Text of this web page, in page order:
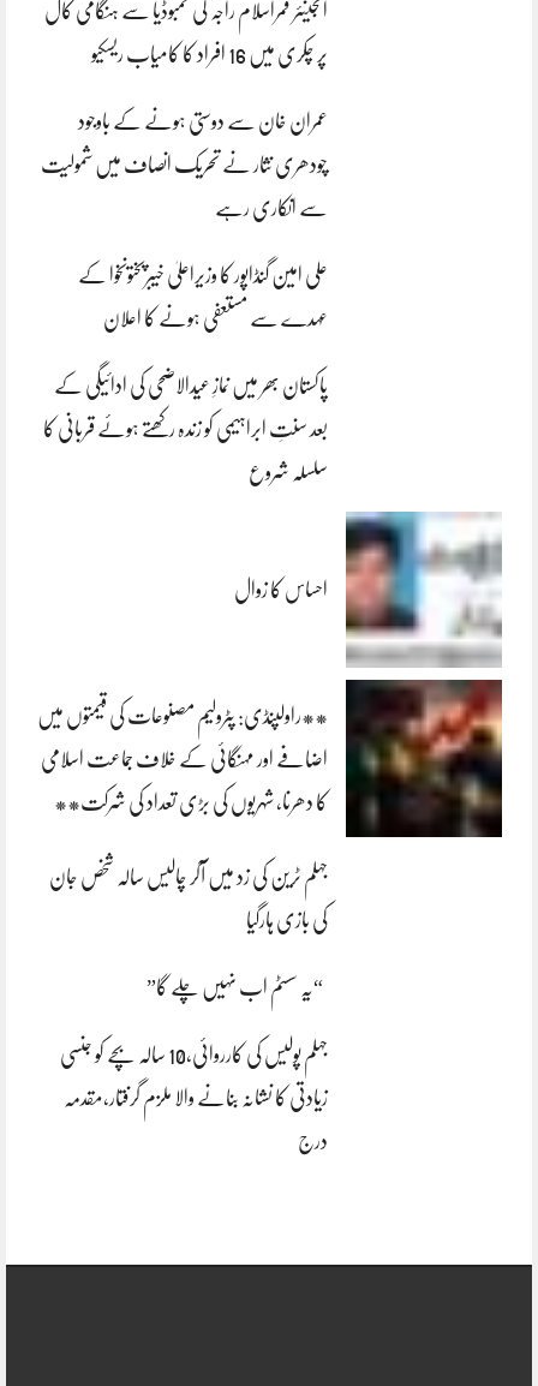
انجینئر قمراسلام راجہ کی کمبوڈیا سے ہنگامی کال
پر چکری میں 16 افراد کا کامیاب ریسکیو
عمران خان سے دوستی ہونے کے باوجود
چودھری نثار نے تحریک انصاف میں شمولیت
سے انکاری رہے
علی امین گنڈاپور کا وزیراعلیٰ خیبرپختونخوا کے
عہدے سے مستعفی ہونے کا اعلان
پاکستان بھر میں نمازِ عیدالاضحی کی ادائیگی کے
بعد سنتِ ابراہیمی کو زندہ رکھتے ہوئے قربانی کا
سلسلہ شروع
احساس کا زوال
**راولپنڈی: پٹرولیم مصنوعات کی قیمتوں میں
اضافے اور مہنگائی کے خلاف جماعت اسلامی
کا دھرنا، شہریوں کی بڑی تعداد کی شرکت**
جہلم ٹرین کی زد میں آکر چالیس سالہ شخص جان
کی بازی ہارگیا
“یہ سسٹم اب نہیں چلے گا”
جہلم پولیس کی کارروائی،10 سالہ بچے کو جنسی
زیادتی کا نشانہ بنانے والا ملزم گرفتار،مقدمہ
درج